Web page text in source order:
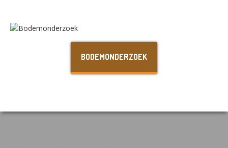
BODEMONDERZOEK
Nederlands